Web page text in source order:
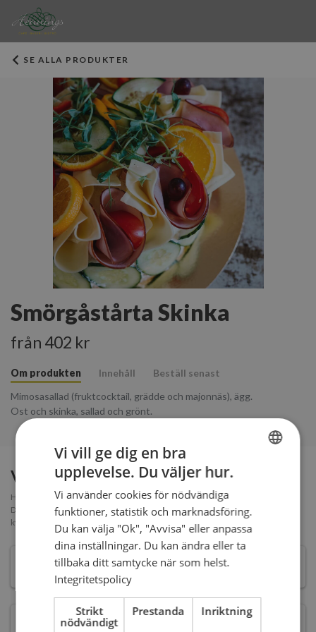
SE ALLA PRODUKTER
Smörgåstårta Skinka
från 402 kr
Om produkten Innehåll
Beställ senast
Mimosasallad (fruktcocktail, grädde och majonnäs), ägg.
Ost och skinka, sallad och grönt.
Välj storlek
Hur många tårtbitar behöver man? Ett förslag är att beräkna 1,5 bit per person.
Då får alla en bit och några kan få en extra. Rester är ju oavsett gott att ha i
kylskåpet :)
5BITAR - 402 kr
Medium (4-5 bitar)
9BITAR -707 kr
Vi vill ge dig en bra
upplevelse. Du väljer hur.
Vi använder cookies för nödvändiga
funktioner, statistik och marknadsföring.
Du kan välja "Ok", "Avvisa" eller anpassa
dina inställningar. Du kan ändra eller ta
tillbaka ditt samtycke när som helst.
Integritetspolicy
Strikt
nödvändigt
Prestanda Inriktning